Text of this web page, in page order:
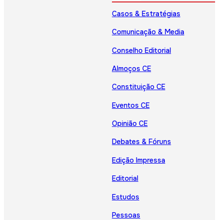
Casos & Estratégias
Comunicação & Media
Conselho Editorial
Almoços CE
Constituição CE
Eventos CE
Opinião CE
Debates & Fóruns
Edição Impressa
Editorial
Estudos
Pessoas